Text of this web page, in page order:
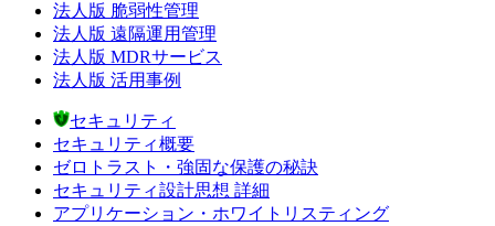
法人版 脆弱性管理
法人版 遠隔運用管理
法人版 MDRサービス
法人版 活用事例
セキュリティ
セキュリティ概要
ゼロトラスト・強固な保護の秘訣
セキュリティ設計思想 詳細
アプリケーション・ホワイトリスティング